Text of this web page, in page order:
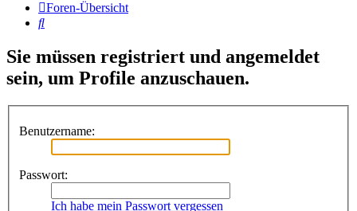
Foren-Übersicht
Suche
Sie müssen registriert und angemeldet
sein, um Profile anzuschauen.
Benutzername:
Passwort:
Ich habe mein Passwort vergessen